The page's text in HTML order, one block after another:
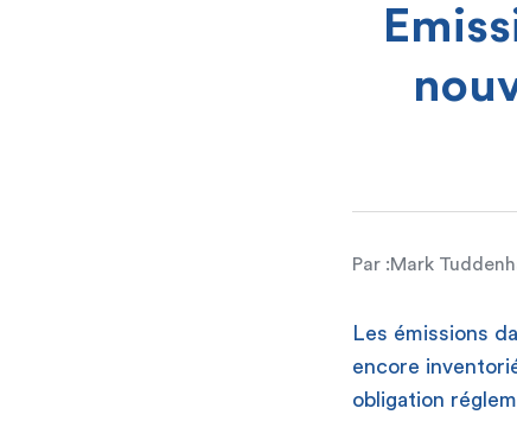
Par :Mark
Les émissions
encore
obligation